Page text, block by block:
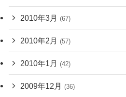
2010年3月 (67)
2010年2月 (57)
2010年1月 (42)
2009年12月 (36)